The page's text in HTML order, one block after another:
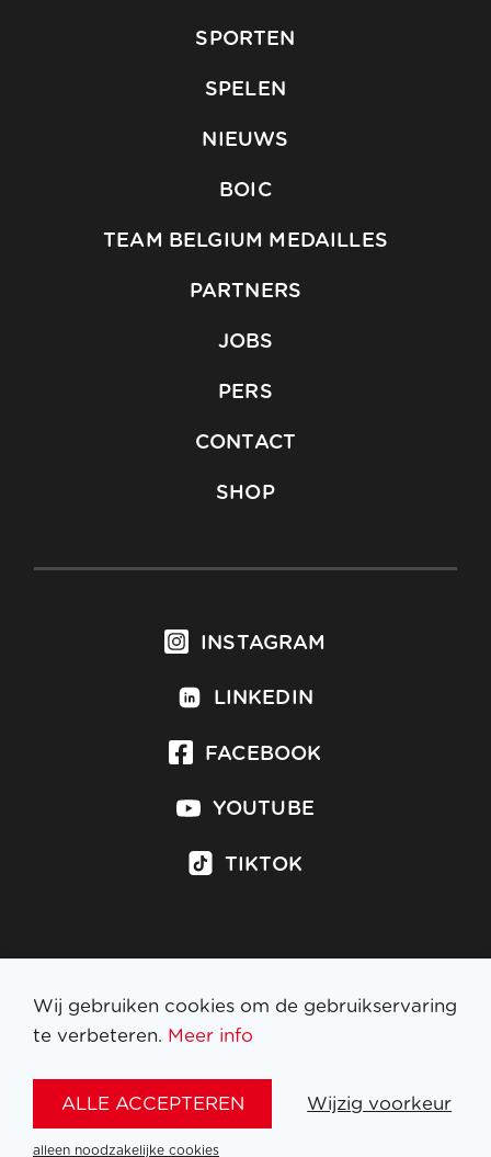
SPORTEN
SPELEN
NIEUWS
BOIC
TEAM BELGIUM MEDAILLES
PARTNERS
JOBS
PERS
CONTACT
SHOP
INSTAGRAM
LINKEDIN
FACEBOOK
YOUTUBE
TIKTOK
Inschrijven op nieuwsbrief
Wij gebruiken cookies om de gebruikservaring
te verbeteren. Meer info
ALLE ACCEPTEREN Wijzig voorkeur
alleen noodzakelijke cookies